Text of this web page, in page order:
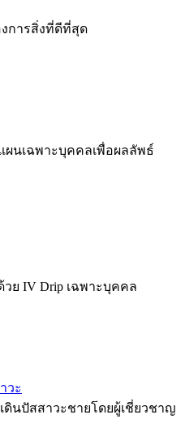
การสิ่งที่ดีที่สุด
ผนเฉพาะบุคคลเพื่อผลลัพธ์
ย IV Drip เฉพาะบุคคล
วะ
นปัสสาวะชายโดยผู้เชี่ยวชาญ